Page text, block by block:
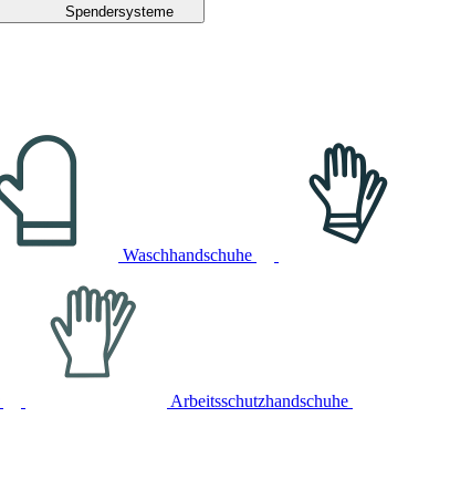
Spendersysteme
Waschhandschuhe
Arbeitsschutzhandschuhe